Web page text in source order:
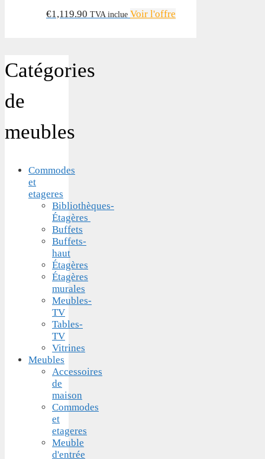
€1,119.90 TVA inclue Voir l'offre
Catégories
de
meubles
Commodes
et
etageres
Bibliothèques-
Étagères
Buffets
Buffets-
haut
Étagères
Étagères
murales
Meubles-
TV
Tables-
TV
Vitrines
Meubles
Accessoires
de
maison
Commodes
et
etageres
Meuble
d'entrée